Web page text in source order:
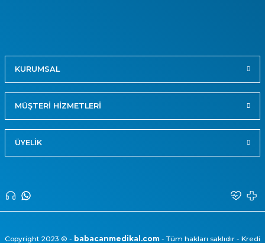
KURUMSAL
MÜŞTERİ HİZMETLERİ
ÜYELİK
Copyright 2023 © - babacanmedikal.com - Tüm hakları saklıdır - Kredi